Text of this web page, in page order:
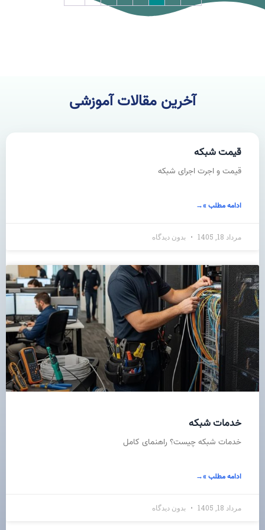
آخرین مقالات آموزشی
قیمت شبکه
قیمت و اجرت اجرای شبکه
ادامه مطلب »
مرداد 18, 1405 بدون دیدگاه
خدمات شبکه
خدمات شبکه چیست؟ راهنمای کامل
ادامه مطلب »
مرداد 18, 1405 بدون دیدگاه